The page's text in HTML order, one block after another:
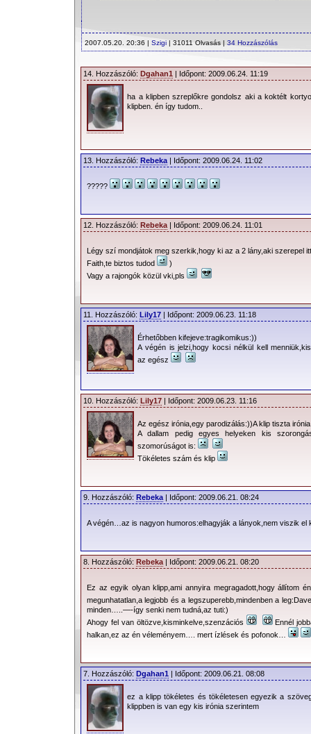
2007.05.20. 20:36 | Szigi | 31011 Olvasás | 34 Hozzászólás
14. Hozzászóló: Dgahan1 | Időpont: 2009.06.24. 11:19
ha a klipben szreplőkre gondolsz aki a koktélt
klipben. én így tudom..
13. Hozzászóló: Rebeka | Időpont: 2009.06.24. 11:02
?????
12. Hozzászóló: Rebeka | Időpont: 2009.06.24. 11:01
Légy szí mondjátok meg szerkik,hogy ki az a 2 lány,aki szerepel
Faith,te biztos tudod
)
Vagy a rajongók közül vki,pls
11. Hozzászóló: Lily17 | Időpont: 2009.06.23. 11:18
Érhetőbben kifejeve:tragikomikus:))
A végén is jelzi,hogy kocsi nélkül kell
az egész
10. Hozzászóló: Lily17 | Időpont: 2009.06.23. 11:16
Az egész irónia,egy parodizálás:))A klip tiszta
A dallam pedig egyes helyeken kis
szomorúságot is:
Tökéletes szám és klip
9. Hozzászóló: Rebeka | Időpont: 2009.06.21. 08:24
A végén…az is nagyon humoros:elhagyják a lányok,nem viszik el
8. Hozzászóló: Rebeka | Időpont: 2009.06.21. 08:20
Ez az egyik olyan klipp,ami annyira megragadott,hogy állítom
megunhatatlan,a legjobb és a legszuperebb,mindenben a
minden…..—-így senki nem tudná,az tuti:)
Ahogy fel van öltözve,kisminkelve,szenzációs
Ennél
halkan,ez az én véleményem…. mert ízlések és pofonok…
7. Hozzászóló: Dgahan1 | Időpont: 2009.06.21. 08:08
ez a klipp tökéletes és tökéletesen egyezik a
klippben is van egy kis irónia szerintem